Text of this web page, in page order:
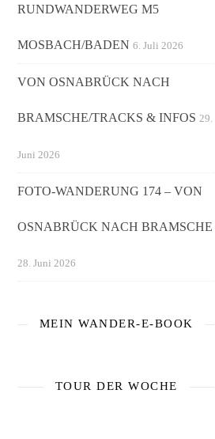
RUNDWANDERWEG M5
MOSBACH/BADEN 6. Juli 2026
VON OSNABRÜCK NACH
BRAMSCHE/TRACKS & INFOS 29.
Juni 2026
FOTO-WANDERUNG 174 – VON
OSNABRÜCK NACH BRAMSCHE
28. Juni 2026
MEIN WANDER-E-BOOK
TOUR DER WOCHE